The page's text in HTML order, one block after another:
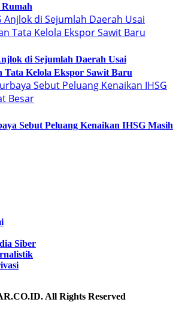
Rumah
di Sejumlah Daerah Usai
Tata Kelola Ekspor Sawit Baru
Sebut Peluang Kenaikan IHSG Masih
Siber
All Rights Reserved